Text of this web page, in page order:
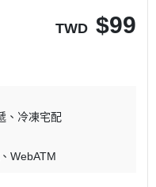
TWD $99
冷凍宅配
WebATM